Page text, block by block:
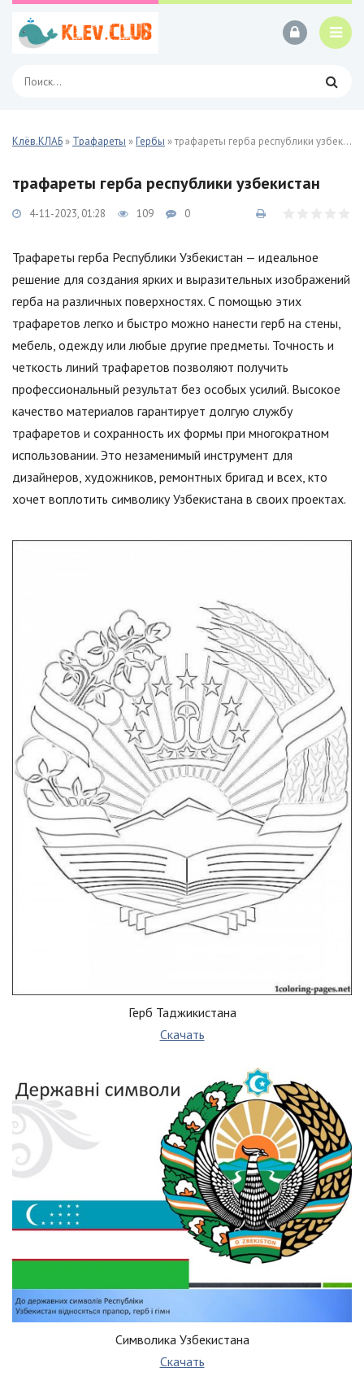
Клёв.КЛАБ » Трафареты »Гербы » трафареты герба республики узбекистан
трафареты герба республики узбекистан
4-11-2023, 01:28 109 0
Трафареты герба Республики Узбекистан — идеальное
решение для создания ярких и выразительных изображений
герба на различных поверхностях. С помощью этих
трафаретов легко и быстро можно нанести герб на стены,
мебель, одежду или любые другие предметы. Точность и
четкость линий трафаретов позволяют получить
профессиональный результат без особых усилий. Высокое
качество материалов гарантирует долгую службу
трафаретов и сохранность их формы при многократном
использовании. Это незаменимый инструмент для
дизайнеров, художников, ремонтных бригад и всех, кто
хочет воплотить символику Узбекистана в своих проектах.
Герб Таджикистана
Скачать
Символика Узбекистана
Скачать